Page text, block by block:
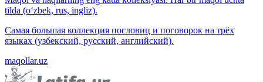
tilda (o‘zbek, rus, ingliz).
Самая большая коллекция пословиц и поговорок на трёх
языках (узбекский, русский, английский).
maqollar.uz